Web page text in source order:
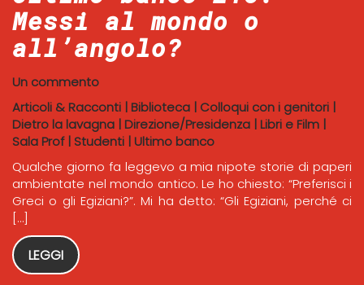
Messi al mondo o
all’angolo?
Un commento
Articoli & Racconti | Biblioteca | Colloqui con i genitori |
Dietro la lavagna | Direzione/Presidenza | Libri e Film |
Sala Prof| Studenti | Ultimo banco
Qualche giorno fa leggevo a mia nipote storie di paperi
ambientate nel mondo antico. Le ho chiesto: “Preferisci i
Greci o gli Egiziani?”. Mi ha detto: “Gli Egiziani, perché ci
[…]
LEGGI